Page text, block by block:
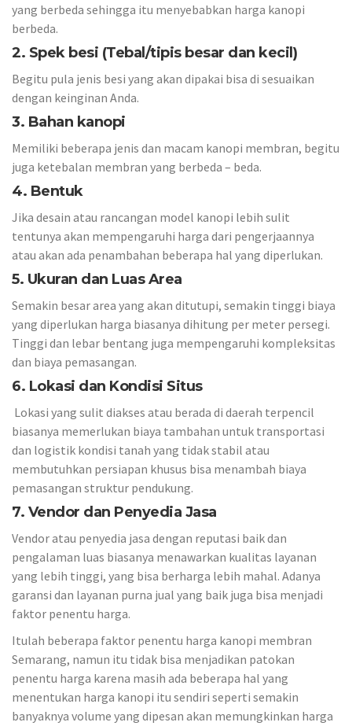
yang berbeda sehingga itu menyebabkan harga kanopi
berbeda.
2. Spek besi (Tebal/tipis besar dan kecil)
Begitu pula jenis besi yang akan dipakai bisa di sesuaikan
dengan keinginan Anda.
3. Bahan kanopi
Memiliki beberapa jenis dan macam kanopi membran, begitu
juga ketebalan membran yang berbeda – beda.
4. Bentuk
Jika desain atau rancangan model kanopi lebih sulit
tentunya akan mempengaruhi harga dari pengerjaannya
atau akan ada penambahan beberapa hal yang diperlukan.
5. Ukuran dan Luas Area
Semakin besar area yang akan ditutupi, semakin tinggi biaya
yang diperlukan harga biasanya dihitung per meter persegi.
Tinggi dan lebar bentang juga mempengaruhi kompleksitas
dan biaya pemasangan.
6. Lokasi dan Kondisi Situs
Lokasi yang sulit diakses atau berada di daerah terpencil
biasanya memerlukan biaya tambahan untuk transportasi
dan logistik kondisi tanah yang tidak stabil atau
membutuhkan persiapan khusus bisa menambah biaya
pemasangan struktur pendukung.
7. Vendor dan Penyedia Jasa
Vendor atau penyedia jasa dengan reputasi baik dan
pengalaman luas biasanya menawarkan kualitas layanan
yang lebih tinggi, yang bisa berharga lebih mahal. Adanya
garansi dan layanan purna jual yang baik juga bisa menjadi
faktor penentu harga.
Itulah beberapa faktor penentu harga kanopi membran
Semarang, namun itu tidak bisa menjadikan patokan
penentu harga karena masih ada beberapa hal yang
menentukan harga kanopi itu sendiri seperti semakin
banyaknya volume yang dipesan akan memungkinkan harga